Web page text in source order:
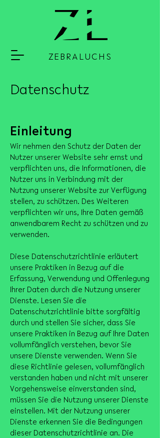
ZEBRALUCHS
Datenschutz
Einleitung
Wir nehmen den Schutz der Daten der
Nutzer unserer Website sehr ernst und
verpflichten uns, die Informationen, die
Nutzer uns in Verbindung mit der
Nutzung unserer Website zur Verfügung
stellen, zu schützen. Des Weiteren
verpflichten wir uns, Ihre Daten gemäß
anwendbarem Recht zu schützen und zu
verwenden.
Diese Datenschutzrichtlinie erläutert
unsere Praktiken in Bezug auf die
Erfassung, Verwendung und Offenlegung
Ihrer Daten durch die Nutzung unserer
Dienste. Lesen Sie die
Datenschutzrichtlinie bitte sorgfältig
durch und stellen Sie sicher, dass Sie
unsere Praktiken in Bezug auf Ihre Daten
vollumfänglich verstehen, bevor Sie
unsere Dienste verwenden. Wenn Sie
diese Richtlinie gelesen, vollumfänglich
verstanden haben und nicht mit unserer
Vorgehensweise einverstanden sind,
müssen Sie die Nutzung unserer Dienste
einstellen. Mit der Nutzung unserer
Dienste erkennen Sie die Bedingungen
dieser Datenschutzrichtlinie an. Die